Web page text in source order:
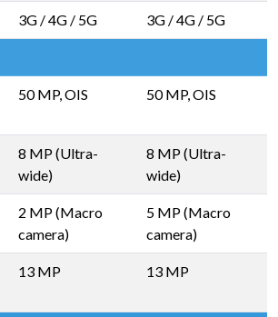
3G / 4G / 5G 3G / 4G / 5G
50 MP, OIS 50 MP, OIS
8 MP (Ultra-
wide)
8 MP (Ultra-
wide)
2 MP (Macro
camera)
5 MP (Macro
camera)
13 MP 13 MP